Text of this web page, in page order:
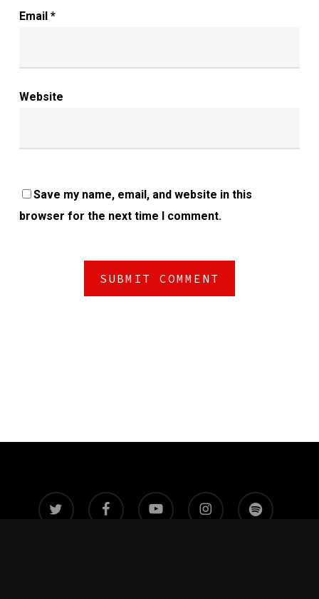
Email *
Website
Save my name, email, and website in this
browser for the next time I comment.
twitter facebook youtube instagram spotify